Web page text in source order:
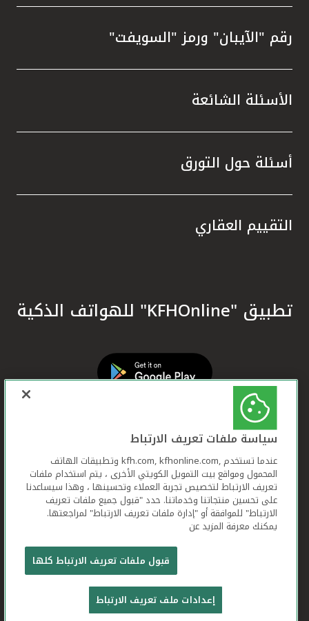
تواصل معنا
رقم "الآيبان" ورمز "السويفت"
الأسئلة الشائعة
أسئلة حول التورق
التقييم العقاري
تطبيق "KFHOnline" للهواتف الذكية
بيت التمويل الكويتي جميع الحقوق محفوظة © 2026
شروط وأحكام استخدام الموقع الإلكتروني
تعريف الارتباط بيان الخصوصية
سياسة ملفات تعريف الارتباط
عندما تستخدم ,kfh.com, kfhonline.com وتطبيقات الهاتف
المحمول ومواقع بيت التمويل الكويتي الأخرى ، يتم استخدام ملفات
تعريف الارتباط لتخصيص تجربة العملاء وتحسينها ، وهذا سيساعدنا
على تحسين منتجاتنا وخدماتنا. حدد "قبول جميع ملفات تعريف
الارتباط" للموافقة أو "إدارة ملفات تعريف الارتباط" لمراجعتها.
يمكنك معرفة المزيد عن
قبول ملفات تعريف الارتباط كلها
إعدادات ملف تعريف الارتباط